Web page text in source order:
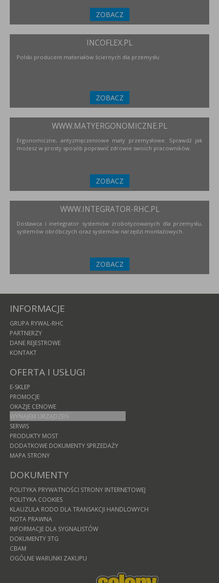
ZOBACZ
INCOFLEX.PL
Polski producent materiałów ściernych dla przemysłu
ZOBACZ
WWW.MATYERGONOMICZNE.PL
Ergonomiczne, antyzmęczeniowe maty przemysłowe. Sprawdź jak
możesz w prosty sposób poprawić zdrowie swoich pracowników.
ZOBACZ
WWW.INTEGRATOR-RHC.PL
Dostawca i inetegrator systemów zrobotyzowanych dla przemysłu,
systemów obróbczych oraz systemów narzędzi montażowych.
ZOBACZ
INFORMACJE
GRUPA RYWAL-RHC
PARTNERZY
DANE REJESTROWE
KONTAKT
OFERTA I USŁUGI
E-SKLEP
PROMOCJE
OKAZJE CENOWE
WYNAJEM URZĄDZEŃ
SERWIS
PRODUKTY MOST
DODATKOWE DOKUMENTY SPRZEDAŻY
MAPA STRONY
DOKUMENTY
POLITYKA PRYWATNOŚCI STRONY INTERNETOWEJ
POLITYKA COOKIES
KLAUZULA RODO DLA TRANSAKCJI HANDLOWYCH
NOTA PRAWNA
INFORMACJE DLA SYGNALISTÓW
DOKUMENTY 3TG
CBAM
OGÓLNE WARUNKI ZAKUPU